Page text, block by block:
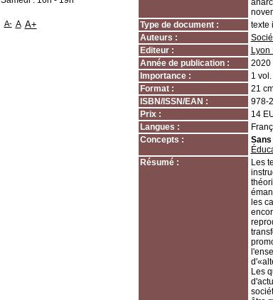
Type de document :
texte
Auteurs :
Editeur :
Lyon
Année de publication :
2020
Importance :
1
Format :
21
ISBN/ISSN/EAN :
978-
Prix :
14
Langues :
Concepts :
Résumé :
Les
les
Les
A- A A+